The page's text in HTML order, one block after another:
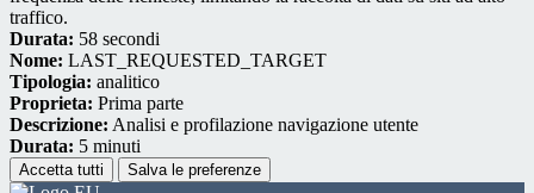
traffico.
Durata: 58 secondi
Nome: LAST_REQUESTED_TARGET
Tipologia: analitico
Proprieta: Prima parte
Descrizione: Analisi e profilazione navigazione utente
Durata: 5 minuti
Accetta tutti Salva le preferenze